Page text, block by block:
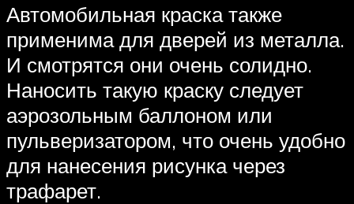
Автомобильная краска также
применима для дверей из металла.
И смотрятся они очень солидно.
Наносить такую краску следует
аэрозольным баллоном или
пульверизатором, что очень удобно
для нанесения рисунка через
трафарет.